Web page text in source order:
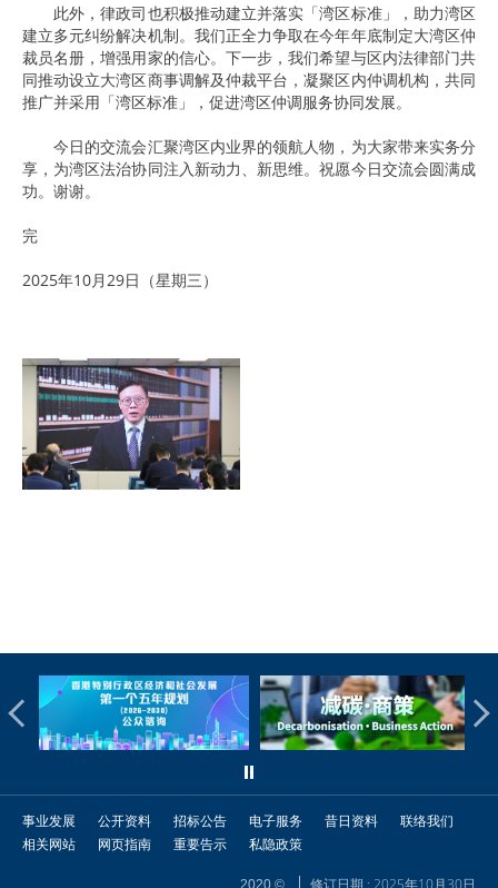
此外，律政司也积极推动建立并落实「湾区标准」，助力湾区
建立多元纠纷解决机制。我们正全力争取在今年年底制定大湾区仲
裁员名册，增强用家的信心。下一步，我们希望与区内法律部门共
同推动设立大湾区商事调解及仲裁平台，凝聚区内仲调机构，共同
推广并采用「湾区标准」，促进湾区仲调服务协同发展。
今日的交流会汇聚湾区内业界的领航人物，为大家带来实务分
享，为湾区法治协同注入新动力、新思维。祝愿今日交流会圆满成
功。谢谢。
完
2025年10月29日（星期三）
事业发展 公开资料 招标公告 电子服务 昔日资料
联络我们
相关网站
网页指南 重要告示 私隐政策